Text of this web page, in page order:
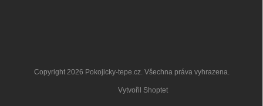
Vytvořil Shoptet
Copyright 2026 Pokojicky-tepe.cz. Všechna práva vyhrazena.